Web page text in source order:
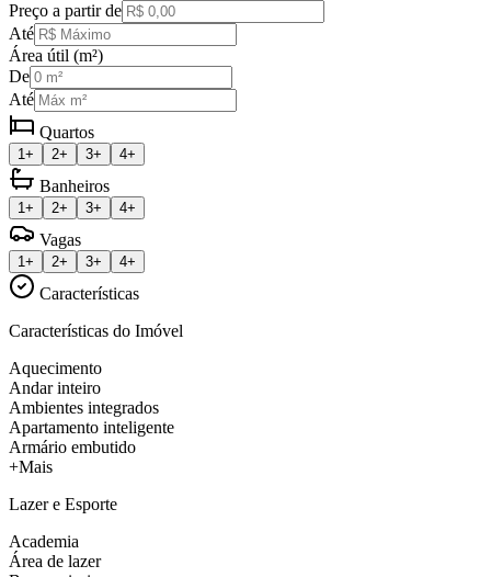
Preço a partir de
Até
Área útil (m²)
De
Até
Quartos
1+ 2+ 3+ 4+
Banheiros
1+ 2+ 3+ 4+
Vagas
1+ 2+ 3+ 4+
Características
Características do Imóvel
Aquecimento
Andar inteiro
Ambientes integrados
Apartamento inteligente
Armário embutido
+Mais
Lazer e Esporte
Academia
Área de lazer